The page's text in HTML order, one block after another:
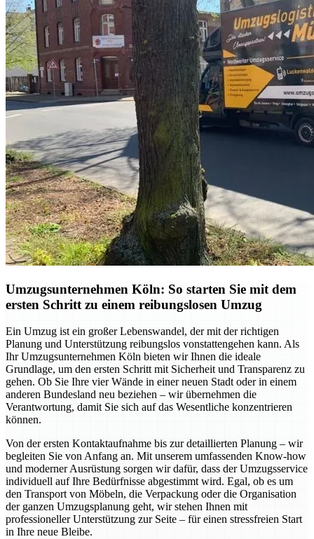
Umzugsunternehmen Köln: So starten Sie mit dem
ersten Schritt zu einem reibungslosen Umzug
Ein Umzug ist ein großer Lebenswandel, der mit der richtigen
Planung und Unterstützung reibungslos vonstattengehen kann. Als
Ihr Umzugsunternehmen Köln bieten wir Ihnen die ideale
Grundlage, um den ersten Schritt mit Sicherheit und Transparenz zu
gehen. Ob Sie Ihre vier Wände in einer neuen Stadt oder in einem
anderen Bundesland neu beziehen – wir übernehmen die
Verantwortung, damit Sie sich auf das Wesentliche konzentrieren
können.
Von der ersten Kontaktaufnahme bis zur detaillierten Planung – wir
begleiten Sie von Anfang an. Mit unserem umfassenden Know-how
und moderner Ausrüstung sorgen wir dafür, dass der Umzugsservice
individuell auf Ihre Bedürfnisse abgestimmt wird. Egal, ob es um
den Transport von Möbeln, die Verpackung oder die Organisation
der ganzen Umzugsplanung geht, wir stehen Ihnen mit
professioneller Unterstützung zur Seite – für einen stressfreien Start
in Ihre neue Bleibe.